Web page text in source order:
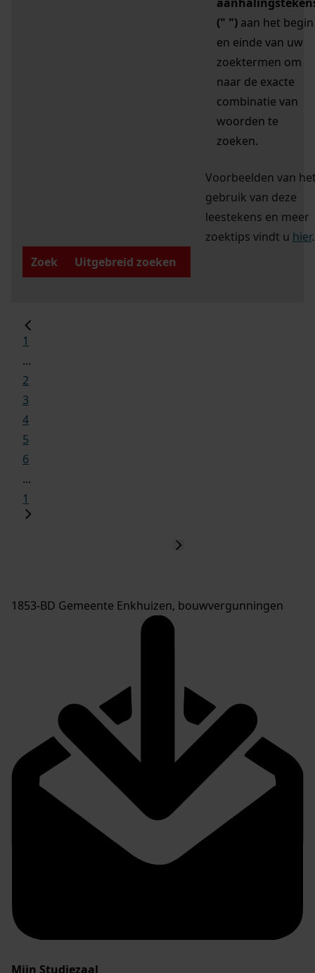
(" ") aan het begin
en einde van uw
zoektermen om
naar de exacte
combinatie van
woorden te
zoeken.
Voorbeelden van
gebruik van deze
leestekens en meer
zoektips vindt u hier.
Zoek
Uitgebreid zoeken
1
...
2
3
4
5
6
...
1
1853-BD Gemeente Enkhuizen, bouwvergunningen
Mijn Studiezaal